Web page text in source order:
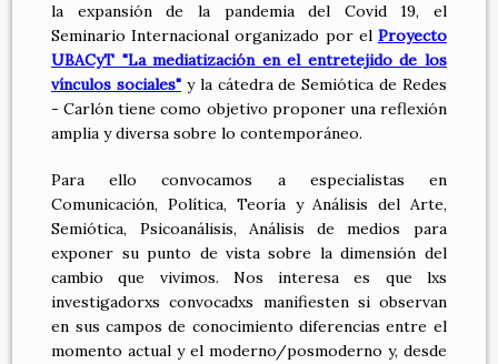
la expansión de la pandemia del Covid 19, el
Seminario Internacional organizado por el Proyecto
UBACyT "La mediatización en el entretejido de los
vínculos sociales" y la cátedra de Semiótica de Redes
- Carlón tiene como objetivo proponer una reflexión
amplia y diversa sobre lo contemporáneo.
Para ello convocamos a especialistas en
Comunicación, Política, Teoría y Análisis del Arte,
Semiótica, Psicoanálisis, Análisis de medios para
exponer su punto de vista sobre la dimensión del
cambio que vivimos. Nos interesa es que lxs
investigadorxs convocadxs manifiesten si observan
en sus campos de conocimiento diferencias entre el
momento actual y el moderno/posmoderno y, desde